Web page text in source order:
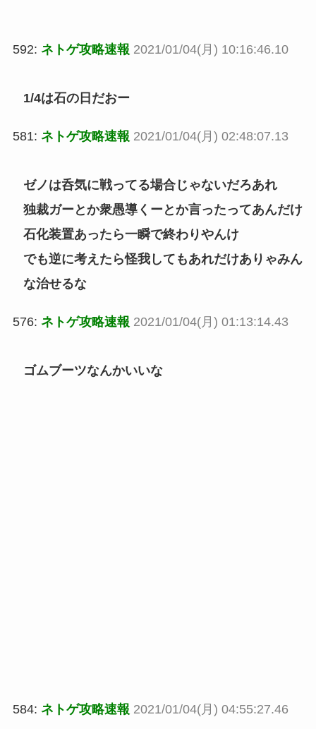
592: ネトゲ攻略速報 2021/01/04(月) 10:16:46.10
1/4は石の日だおー
581: ネトゲ攻略速報 2021/01/04(月) 02:48:07.13
ゼノは呑気に戦ってる場合じゃないだろあれ
独裁ガーとか衆愚導くーとか言ったってあんだけ
石化装置あったら一瞬で終わりやんけ
でも逆に考えたら怪我してもあれだけありゃみん
な治せるな
576: ネトゲ攻略速報 2021/01/04(月) 01:13:14.43
ゴムブーツなんかいいな
584: ネトゲ攻略速報 2021/01/04(月) 04:55:27.46